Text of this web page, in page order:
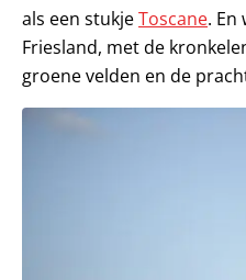
als een stukjeToscane. En
Friesland, met de
groene velden en de